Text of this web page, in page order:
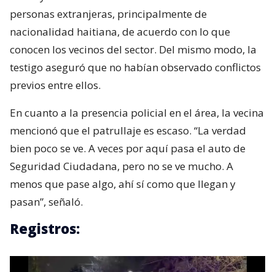
personas extranjeras, principalmente de
nacionalidad haitiana, de acuerdo con lo que
conocen los vecinos del sector. Del mismo modo, la
testigo aseguró que no habían observado conflictos
previos entre ellos.
En cuanto a la presencia policial en el área, la vecina
mencionó que el patrullaje es escaso. “La verdad
bien poco se ve. A veces por aquí pasa el auto de
Seguridad Ciudadana, pero no se ve mucho. A
menos que pase algo, ahí sí como que llegan y
pasan”, señaló.
Registros: